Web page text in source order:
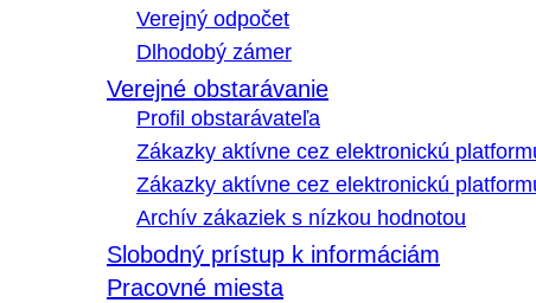
Verejný odpočet
Dlhodobý zámer
Verejné obstarávanie
Profil obstarávateľa
Zákazky aktívne cez elektronickú
Zákazky aktívne cez elektronickú
Archív zákaziek s nízkou hodnotou
Slobodný prístup k informáciám
Pracovné miesta